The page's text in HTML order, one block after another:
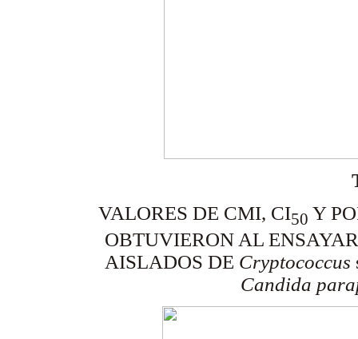
VALORES DE CMI, CI50 Y
OBTUVIERON AL
AISLADOS DE Cryptococcus
Candida